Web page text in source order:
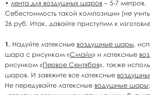
• лента для воздушных шаров – 5-7 метров.
Себестоимость такой композиции (не
26 руб. Итак, давайте приступим к
1. Надуйте латексные воздушные шары,
шара с рисунком «Смайл» и латексные
рисунком «Первое Сентября», также
шаров. И завяжите все латексные
Не передувайте латексные водушные шары